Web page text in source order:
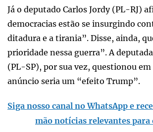
Já o deputado Carlos Jordy (PL-RJ)
democracias estão se insurgindo
ditadura e a tirania”. Disse, ainda,
prioridade nessa guerra”. A
(PL-SP), por sua vez, questionou
anúncio seria um “efeito Trump”.
Siga nosso canal no WhatsApp e
mão notícias relevantes para